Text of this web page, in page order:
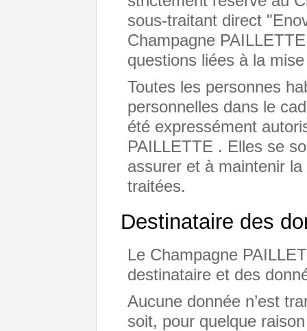
sous-traitant direct
Champagne
questions liées à la
Toutes les personnes
personnelles dans le
été expressément
PAILLETTE . Elles se
assurer et à maintenir
traitées.
Destinataire des
Le Champagne
destinataire et des
Aucune donnée n’est
soit, pour quelque